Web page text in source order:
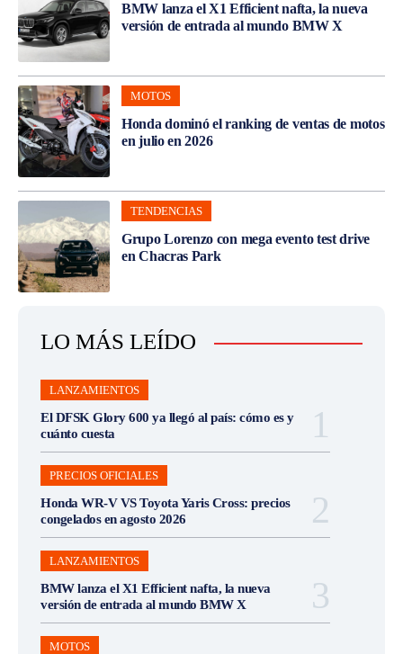
BMW lanza el X1 Efficient nafta, la nueva
versión de entrada al mundo BMW X
MOTOS
Honda dominó el ranking de ventas de motos
en julio en 2026
TENDENCIAS
Grupo Lorenzo con mega evento test drive
en Chacras Park
LO MÁS LEÍDO
LANZAMIENTOS
El DFSK Glory 600 ya llegó al país: cómo es y
cuánto cuesta
PRECIOS OFICIALES
Honda WR-V VS Toyota Yaris Cross: precios
congelados en agosto 2026
LANZAMIENTOS
BMW lanza el X1 Efficient nafta, la nueva
versión de entrada al mundo BMW X
MOTOS